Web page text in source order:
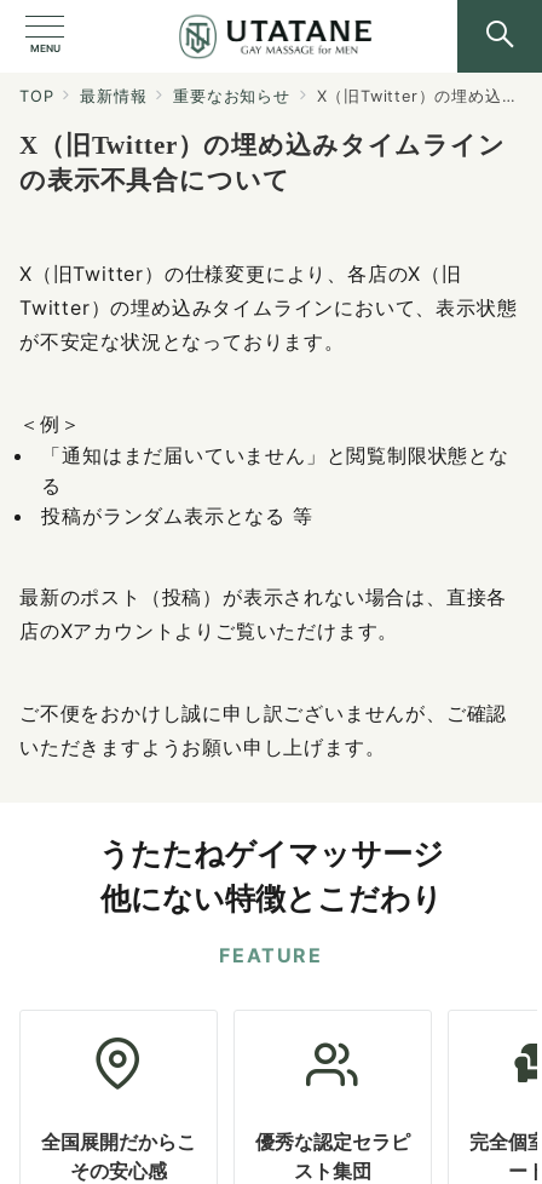
MENU
TOP 最新情報 重要なお知らせ X（旧Twitter）の埋め込みタイムラインの表示不具合について
X（旧Twitter）の埋め込みタイムライン
の表示不具合について
X（旧Twitter）の仕様変更により、各店のX（旧
Twitter）の埋め込みタイムラインにおいて、表示状態
が不安定な状況となっております。
＜例＞
「通知はまだ届いていません」と閲覧制限状態とな
る
投稿がランダム表示となる 等
最新のポスト（投稿）が表示されない場合は、直接各
店のXアカウントよりご覧いただけます。
ご不便をおかけし誠に申し訳ございませんが、ご確認
いただきますようお願い申し上げます。
うたたねゲイマッサージ
他にない特徴とこだわり
FEATURE
全国展開だからこ
その安心感
優秀な認定セラピ
スト集団
完全個
ー